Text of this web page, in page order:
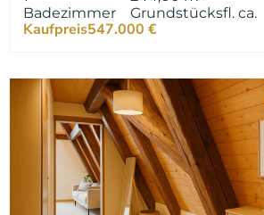
Badezimmer
Grundstücksfl. ca.
Kaufpreis547.000 €